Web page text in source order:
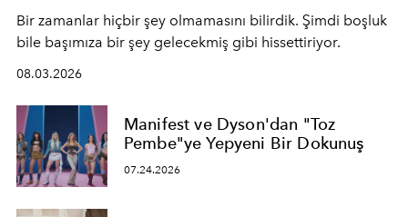
Bir zamanlar hiçbir şey olmamasını bilirdik. Şimdi boşluk
bile başımıza bir şey gelecekmiş gibi hissettiriyor.
08.03.2026
Manifest ve Dyson'dan "Toz
Pembe"ye Yepyeni Bir Dokunuş
07.24.2026